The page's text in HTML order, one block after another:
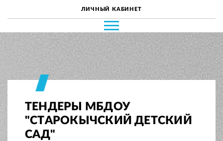
ЛИЧНЫЙ КАБИНЕТ
ТЕНДЕРЫ МБДОУ
"СТАРОКЫЧСКИЙ ДЕТСКИЙ
САД"